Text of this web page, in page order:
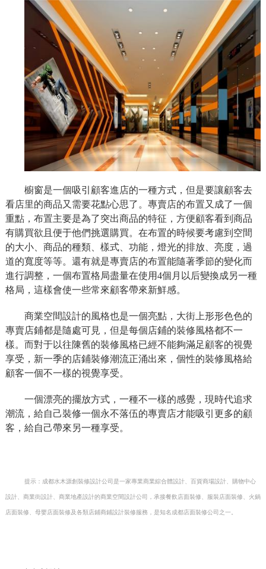
櫥窗是一個吸引顧客進店的一種方式，但是要讓顧客去
看店里的商品又需要花點心思了。專賣店的布置又成了一個
重點，布置主要是為了突出商品的特征，方便顧客看到商品
有購買欲且便于他們挑選購買。在布置的時候要考慮到空間
的大小、商品的種類、樣式、功能，燈光的排放、亮度，過
道的寬度等等。還有就是專賣店的布置能隨著季節的變化而
進行調整，一個布置格局盡量在使用4個月以后變換成另一種
格局，這樣會使一些常來顧客帶來新鮮感。
商業空間設計的風格也是一個亮點，大街上形形色色的
專賣店鋪都是隨處可見，但是每個店鋪的裝修風格都不一
樣。而對于以往陳舊的裝修風格已經不能夠滿足顧客的視覺
享受，新一季的店鋪裝修潮流正涌出來，個性的裝修風格給
顧客一個不一樣的視覺享受。
一個漂亮的擺放方式，一種不一樣的感覺，現時代追求
潮流，給自己裝修一個永不落伍的專賣店才能吸引更多的顧
客，給自己帶來另一種享受。
提示：成都水木源創裝修設計公司是一家專業商業綜合體設計、百貨商場設計、購物中心
設計、商業街設計、商業地產設計的商業空間設計公司，承接餐飲店面裝修、服裝店面裝修、火鍋
店面裝修、母嬰店面裝修及各類店鋪商鋪設計裝修服務，是知名成都店面裝修公司之一。